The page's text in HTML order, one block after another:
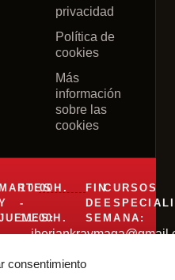
consentimiento
MARTES
10:00H.
-
11:00H.
FIN
DE
SEMANA:
CURSOS
privacidad
Política de
cookies
Más
información
sobre las
cookies